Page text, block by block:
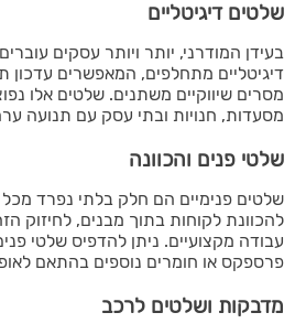
שלטים דיגיטליים
בעידן המודרני, יותר ויותר עסקים
דיגיטליים מתחלפים, המאפשרים עדכון
מסרים שיווקיים משתנים. שלטים אלו
מסעדות, חנויות ובתי עסק עם תנועה
שלטי פנים והכוונה
שלטים פנימיים הם חלק בלתי נפרד
להכוונת לקוחות בתוך מבנים, לחיזוק
עבודה מקצועיים. ניתן להדפיס שלטי
פרספקס או חומרים נוספים בהתאם
מדבקות ושלטים לרכב